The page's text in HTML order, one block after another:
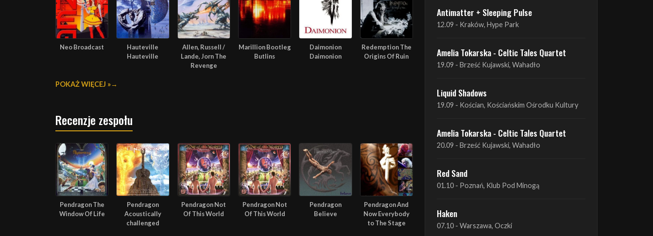
Neo Broadcast
Hauteville
Hauteville
Allen, Russell /
Lande, Jorn The
Revenge
Marillion Bootleg
Butlins
Daimonion
Daimonion
Redemption The
Origins Of Ruin
POKAŻ WIĘCEJ »
Recenzje zespołu
Pendragon The
Window Of Life
Pendragon
Acoustically
challenged
Pendragon Not
Of This World
Pendragon Not
Of This World
Pendragon
Believe
Pendragon And
Now Everybody
to The Stage
11.09 - Warszawa, VooDoo Club
12.09 - Kraków, Hype Park
19.09 - Brześć Kujawski, Wahadło
19.09 - Kościan, Kościańskim Ośrodku Kultury
20.09 - Brześć Kujawski, Wahadło
01.10 - Poznań, Klub Pod Minogą